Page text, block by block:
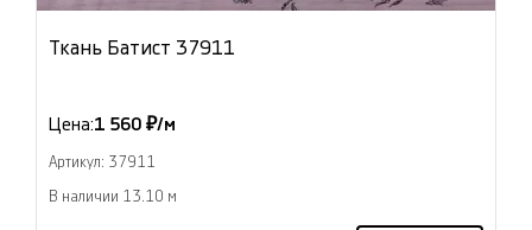
Ткань Батист 37911
Цена:1 560 ₽/м
Артикул: 37911
В наличии 13.10 м